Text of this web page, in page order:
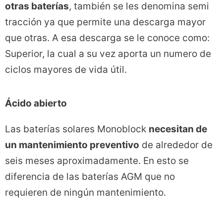
otras baterías, también se les denomina semi
tracción ya que permite una descarga mayor
que otras. A esa descarga se le conoce como:
Superior, la cual a su vez aporta un numero de
ciclos mayores de vida útil.
Ácido abierto
Las baterías solares Monoblock necesitan de
un mantenimiento preventivo de alrededor de
seis meses aproximadamente. En esto se
diferencia de las baterías AGM que no
requieren de ningún mantenimiento.